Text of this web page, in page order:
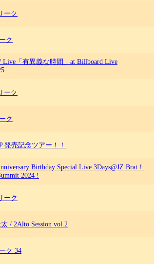
ーク
ク
Live「有異義な時間」at Billboard Live
ーク
ク
発売記念ツアー！！
Birthday Special Live 3Days@JZ Brat！
2024 !
ーク
/ 2Alto Session vol.2
ク 34​